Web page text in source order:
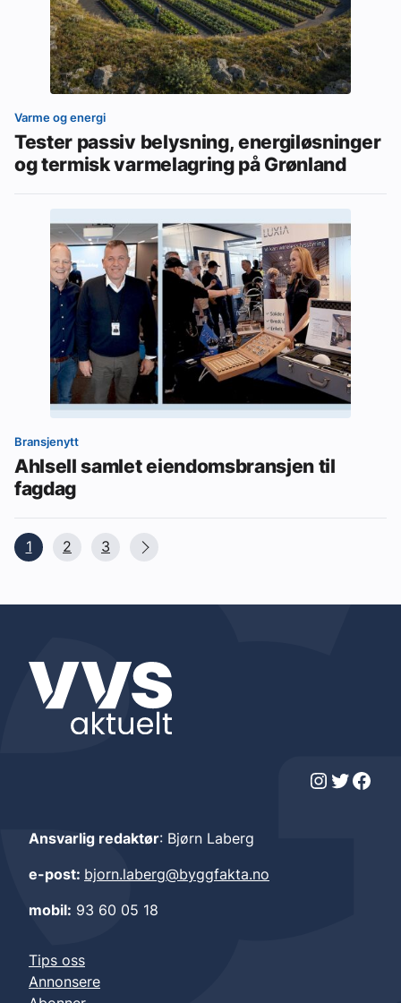
Varme og energi
Tester passiv belysning, energiløsninger
og termisk varmelagring på Grønland
Bransjenytt
Ahlsell samlet eiendomsbransjen til
fagdag
1 2 3
Instagram Twitter Facebook
Ansvarlig redaktør: Bjørn Laberg
e-post: bjorn.laberg@byggfakta.no
mobil: 93 60 05 18
Tips oss
Annonsere